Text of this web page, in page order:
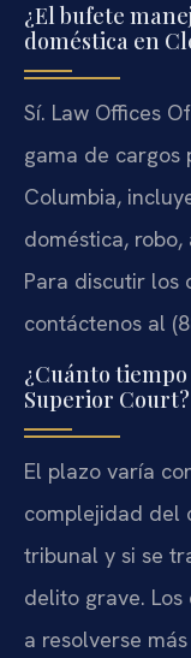
¿El bufete
doméstica en
Sí. Law Offices
gama de cargos
Columbia,
doméstica, robo,
Para discutir los
contáctenos al
¿Cuánto
Superior Court?
El plazo varía
complejidad del
tribunal y si se
delito grave.
a resolverse